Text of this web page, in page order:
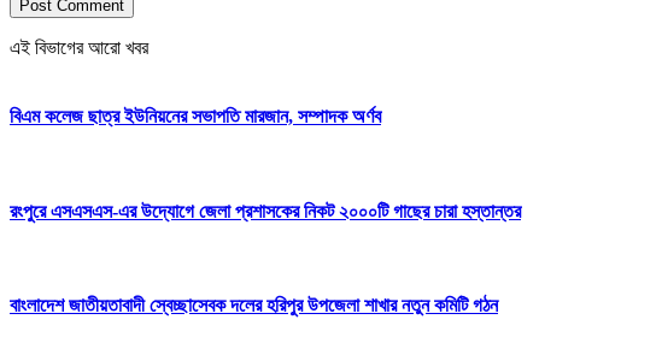
এই বিভাগের আরো খবর
বিএম কলেজ ছাত্র ইউনিয়নের সভাপতি মারজান, সম্পাদক অর্ণব
রংপুরে এসএসএস-এর উদ্যোগে জেলা প্রশাসকের নিকট ২০০০টি গাছের চারা হস্তান্তর
বাংলাদেশ জাতীয়তাবাদী স্বেচ্ছাসেবক দলের হরিপুর উপজেলা শাখার নতুন কমিটি গঠন